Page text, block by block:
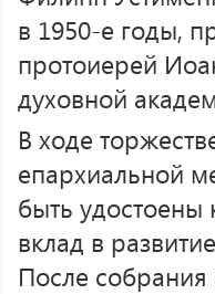
в 1950-е годы,
протоиерей
духовной
В ходе
епархиальной
быть удостоены
вклад в
После собрания